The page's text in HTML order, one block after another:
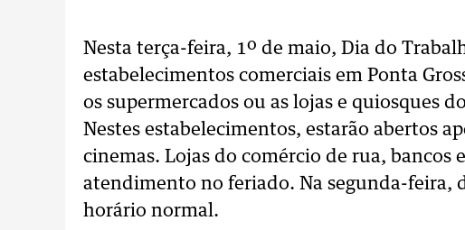
Nesta terça-feira, 1º de maio, Dia do
estabelecimentos comerciais em Ponta
os supermercados ou as lojas e quiosques
Nestes estabelecimentos, estarão abertos
cinemas. Lojas do comércio de rua, bancos
atendimento no feriado. Na segunda-feira,
horário normal.